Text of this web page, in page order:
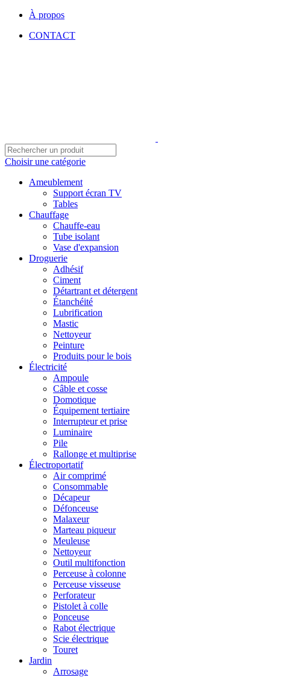
À propos
CONTACT
Choisir une catégorie
Ameublement
Support écran TV
Tables
Chauffage
Chauffe-eau
Tube isolant
Vase d'expansion
Droguerie
Adhésif
Ciment
Détartrant et détergent
Étanchéité
Lubrification
Mastic
Nettoyeur
Peinture
Produits pour le bois
Électricité
Ampoule
Câble et cosse
Domotique
Équipement tertiaire
Interrupteur et prise
Luminaire
Pile
Rallonge et multiprise
Électroportatif
Air comprimé
Consommable
Décapeur
Défonceuse
Malaxeur
Marteau piqueur
Meuleuse
Nettoyeur
Outil multifonction
Perceuse à colonne
Perceuse visseuse
Perforateur
Pistolet à colle
Ponceuse
Rabot électrique
Scie électrique
Touret
Jardin
Arrosage